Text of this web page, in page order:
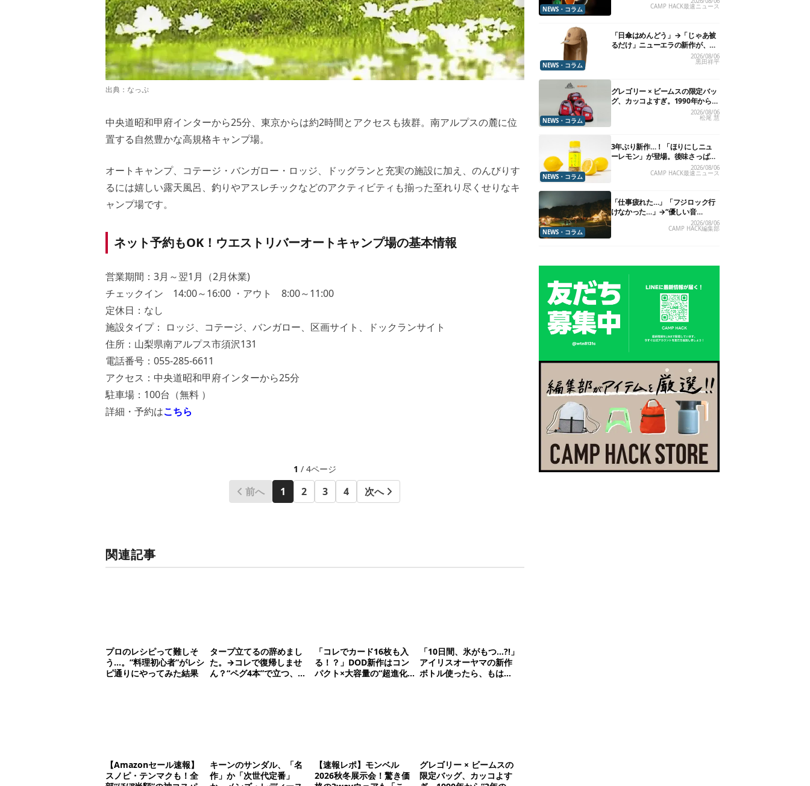
出典： なっぷ
中央道昭和甲府インターから25分、東京からは約2時間とアクセスも抜群。南アルプスの麓に位
置する自然豊かな高規格キャンプ場。
オートキャンプ、コテージ・バンガロー・ロッジ、ドッグランと充実の施設に加え、のんびりす
るには嬉しい露天風呂、釣りやアスレチックなどのアクティビティも揃った至れり尽くせりなキ
ャンプ場です。
ネット予約もOK！ウエストリバーオートキャンプ場の基本情報
営業期間：3月～翌1月（2月休業)
チェックイン 14:00～16:00 ・アウト 8:00～11:00
定休日：なし
施設タイプ： ロッジ、コテージ、バンガロー、区画サイト、ドックランサイト
住所：山梨県南アルプス市須沢131
電話番号：055-285-6611
アクセス：中央道昭和甲府インターから25分
駐車場：100台（無料 ）
詳細・予約はこちら
1 / 4ページ
前へ 1 2 3 4 次へ
関連記事
プロのレシピって難しそ
う…。”料理初心者”がレシ
ピ通りにやってみた結果
タープ立てるの辞めまし
た。→コレで復帰しませ
ん？“ペグ4本”で立つ、型
「コレでカード16枚も入
る！？」DOD新作はコン
パクト×大容量の“超進化
「10日間、氷がもつ…?!」
アイリスオーヤマの新作
ボトル使ったら、もは
【Amazonセール速報】
スノピ・テンマクも！全
キーンのサンダル、「名
作」か「次世代定番」
【速報レポ】モンベル
2026秋冬展示会！驚き価
グレゴリー × ビームスの
限定バッグ、カッコよす
NEWS・コラム CAMP HACK最速ニュース
NEWS・コラム
「日傘はめんどう」→「じゃあ被
るだけ」ニューエラの新作が、真
2026/08/06
黒田祥平
NEWS・コラム
グレゴリー × ビームスの限定バッ
グ、カッコよすぎ。1990年から“3
年のみ使用”されていた、紫タグ
2026/08/06
松尾 慧
NEWS・コラム
3年ぶり新作…！「ほりにしニュ
ーレモン」が登場。後味さっぱり
の万能スパイス！【8月21日発
2026/08/06
CAMP HACK最速ニュース
NEWS・コラム
「仕事疲れた…」「フジロック行
けなかった…」→“優しい音
楽”と“大きな自然”で治癒。まだ間
2026/08/06
CAMP HACK編集部